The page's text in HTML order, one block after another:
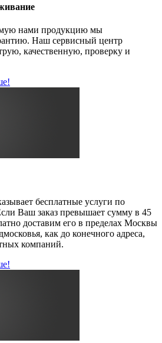
нами продукцию мы
Наш сервисный центр
качественную, проверку и
бесплатные услуги по
Ваш заказ превышает сумму в 45
доставим его в пределах Москвы
как до конечного адреса,
компаний.